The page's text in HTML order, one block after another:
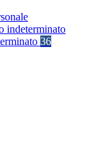
indeterminato
36